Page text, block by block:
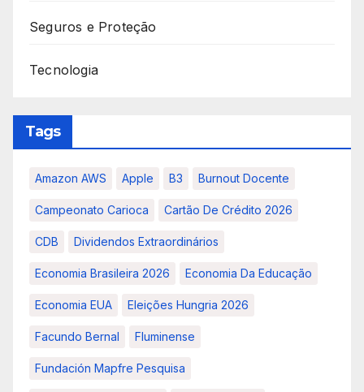
Seguros e Proteção
Tecnologia
Tags
Amazon AWS Apple B3 Burnout Docente
Campeonato Carioca Cartão De Crédito 2026
CDB Dividendos Extraordinários
Economia Brasileira 2026 Economia Da Educação
Economia EUA Eleições Hungria 2026
Facundo Bernal Fluminense
Fundación Mapfre Pesquisa